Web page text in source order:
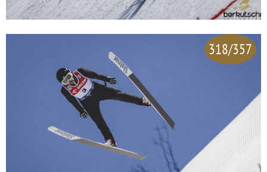
318/357